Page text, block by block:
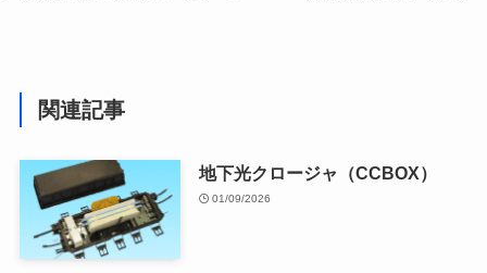
関連記事
地下光クロージャ（CCBOX）
01/09/2026